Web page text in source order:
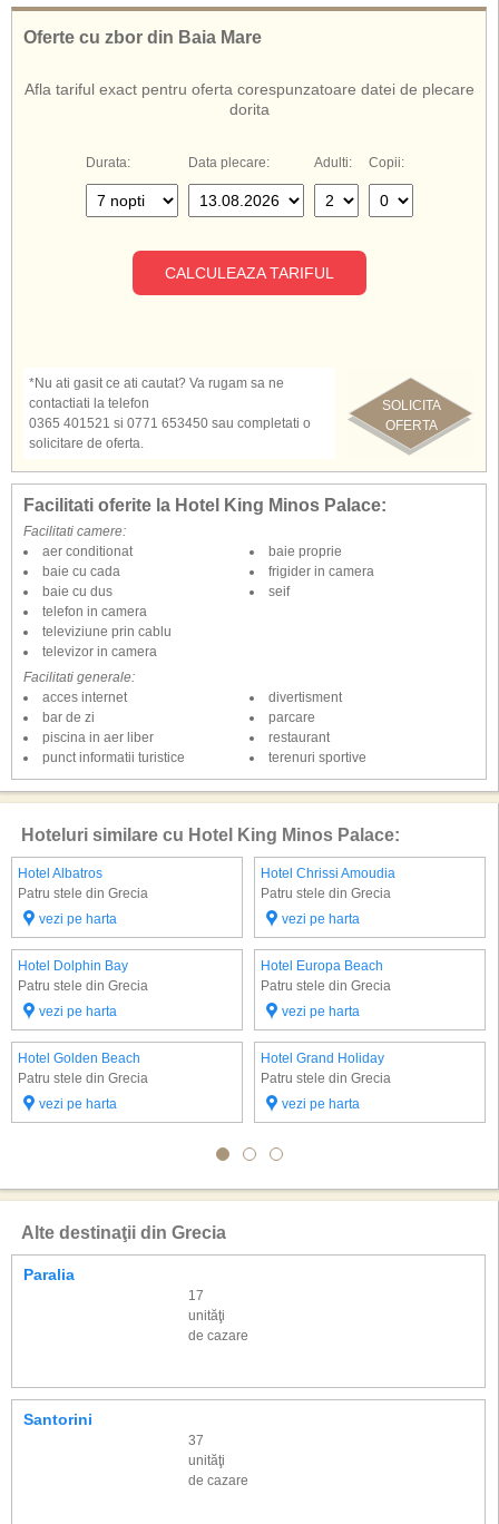
loc de joaca pentru copii, piscina esterioara pentru adulti si copii, teren de
tenis, fotbal, minigolf, volei, tenis de masa, mese de sah in gradina, biliard,
De asemenea, cunoscut si sub numele de:
Hotel King Minos Palace Grecia
Oferte cu zbor din Baia Mare
Afla tariful exact pentru oferta corespunzatoare datei de plecare
dorita
Durata: Data plecare: Adulti: Copii:
CALCULEAZA TARIFUL
SOLICITA
OFERTA
*Nu ati gasit ce ati cautat? Va rugam sa ne
contactiati la telefon
0365 401521 si 0771 653450 sau completati o
solicitare de oferta.
Facilitati oferite la Hotel King Minos Palace:
Facilitati camere:
aer conditionat
baie cu cada
baie cu dus
baie proprie
frigider in camera
seif
telefon in camera
televiziune prin cablu
televizor in camera
Facilitati generale:
acces internet
bar de zi
divertisment
parcare
piscina in aer liber
punct informatii turistice
restaurant
terenuri sportive
Hoteluri similare cu Hotel King Minos Palace:
Hotel Albatros
Patru stele din Grecia
vezi pe harta
Hotel Chrissi Amoudia
Patru stele din Grecia
vezi pe harta
Hotel Dolphin Bay
Patru stele din Grecia
vezi pe harta
Hotel Europa Beach
Patru stele din Grecia
vezi pe harta
Hotel Golden Beach
Patru stele din Grecia
vezi pe harta
Hotel Grand Holiday
Patru stele din Grecia
vezi pe harta
Alte destinaţii din Grecia
Paralia
17
unităţi
de cazare
Santorini
37
unităţi
de cazare